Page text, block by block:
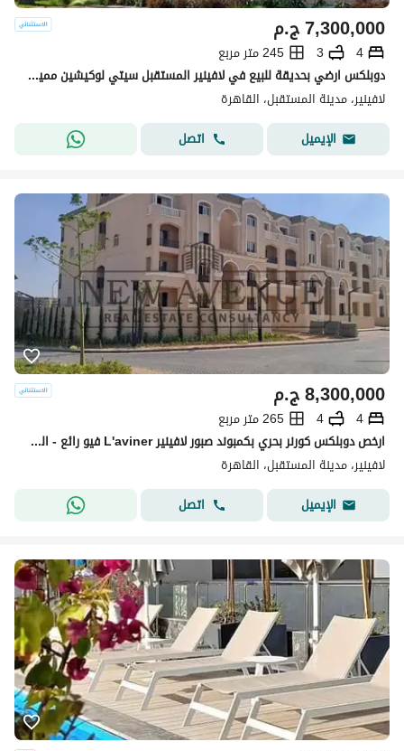
ج.م7,300,000
4
3
245 متر مربع
دوبلكس ارضي بحديقة للبيع في لافينير المستقبل سيتي لوكيشين مميز اقل من سعر السوق lavenir
لافينير، مدينة المستقبل، القاهرة
الإيميل
اتصل
ج.م8,300,000
4
4
265 متر مربع
ارخص دوبلكس كورنر بحري بكمبوند صبور لافينير L'aviner فيو رائع - المستقبل سيتي
لافينير، مدينة المستقبل، القاهرة
الإيميل
اتصل